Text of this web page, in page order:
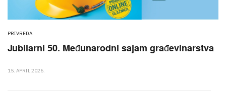
PRIVREDA
Jubilarni 50. Međunarodni sajam građevinarstva
15. APRIL 2026.